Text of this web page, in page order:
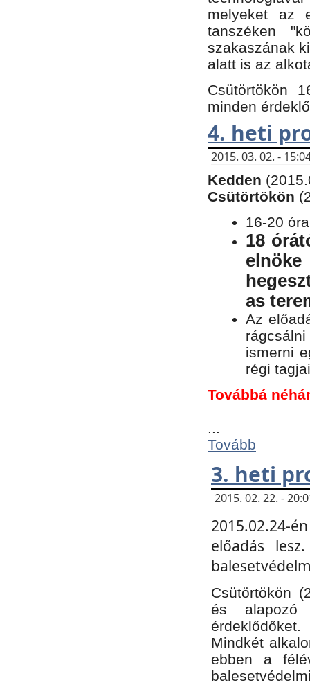
melyeket az
tanszéken
szakaszának
alatt is az
Csütörtökön
minden
4. heti
2015. 03. 02. -
Kedden
Csütörtökön
16-20
18
as
Az
ismerni
régi
Továbbá
...
Tovább
3. heti
2015. 02. 22. -
2015.02.24-
előadás
Csütörtökön
és alapozó
érdeklődőket.
Mindkét
ebben a